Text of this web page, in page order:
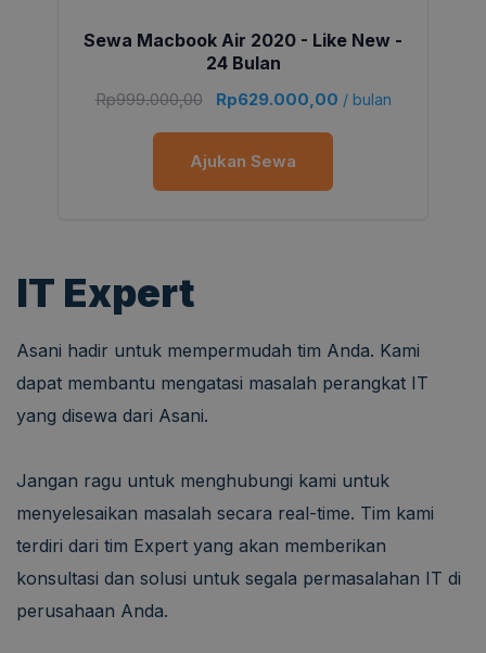
Sewa Macbook Air 2020 - Like New -
24 Bulan
Rp999.000,00 Rp629.000,00 / bulan
Ajukan Sewa
IT Expert
Asani hadir untuk mempermudah tim Anda. Kami
dapat membantu mengatasi masalah perangkat IT
yang disewa dari Asani.
Jangan ragu untuk menghubungi kami untuk
menyelesaikan masalah secara real-time. Tim kami
terdiri dari tim Expert yang akan memberikan
konsultasi dan solusi untuk segala permasalahan IT di
perusahaan Anda.